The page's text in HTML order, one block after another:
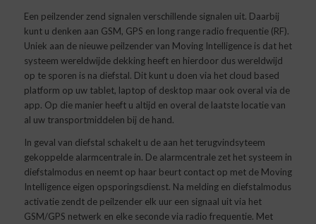
Een peilzender zend signalen verschillende signalen uit. Daarbij
kunt u denken aan GSM, GPS en long range radio frequentie (RF).
Uniek aan de nieuwe peilzender van Moving Intelligence is dat het
systeem wereldwijde dekking heeft en hierdoor dus wereldwijd
op te sporen is na diefstal. Dit kunt u doen via het cloud based
platform op uw tablet, laptop of desktop maar ook overal via de
app. Op die manier heeft u altijd en overal de laatste locatie van
al uw transportmiddelen bij de hand.
In geval van diefstal schakelt u de aan het terugvindsyteem
gekoppelde alarmcentrale in. De alarmcentrale zet het systeem in
diefstalmodus en neemt op haar beurt contact op met de Moving
Intelligence eigen opsporingsdienst. Na melding en diefstalmodus
activatie zendt de peilzender elk uur een signaal uit via het
GSM/GPS netwerk en elke seconde via radio frequentie. Met